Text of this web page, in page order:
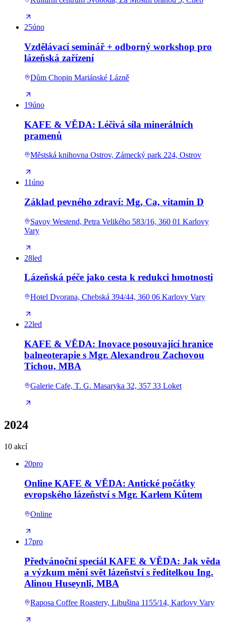
25úno
Vzdělávací seminář + odborný workshop pro
lázeňská zařízení
Dům Chopin Mariánské Lázně
19úno
KAFE & VĚDA: Léčivá síla minerálních
pramenů
Městská knihovna Ostrov, Zámecký park 224, Ostrov
11úno
Základ pevného zdraví: Mg, Ca, vitamin D
Savoy Westend, Petra Velikého 583/16, 360 01 Karlovy
Vary
28led
Lázeňská péče jako cesta k redukci hmotnosti
Hotel Dvorana, Chebská 394/44, 360 06 Karlovy Vary
22led
KAFE & VĚDA: Inovace posouvající hranice
balneoterapie s Mgr. Alexandrou Zachovou
Tichou, MBA
Galerie Cafe, T. G. Masaryka 32, 357 33 Loket
2024
10 akcí
20pro
Online KAFE & VĚDA: Antické počátky
evropského lázeňství s Mgr. Karlem Kůtem
Online
17pro
Předvánoční speciál KAFE & VĚDA: Jak věda
a výzkum mění svět lázeňství s ředitelkou Ing.
Alinou Huseynli, MBA
Raposa Coffee Roastery, Libušina 1155/14, Karlovy Vary